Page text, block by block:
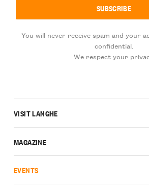
You will never receive spam and your
confidential.
We respect your
VISIT LANGHE
MAGAZINE
EVENTS